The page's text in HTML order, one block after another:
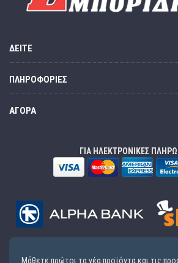
ΔΕΊΤΕ
ΠΛΗΡΟΦΟΡΊΕΣ
ΑΓΟΡΆ
ΓΙΑ ΗΛΕΚΤΡΟΝΙΚΕΣ
Μάθετε πρώτοι τα νέα προϊόντα και τις